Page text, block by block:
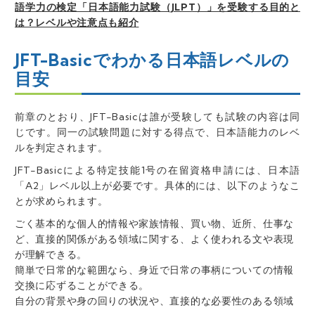
語学力の検定「日本語能力試験（JLPT）」を受験する目的と
は？レベルや注意点も紹介
JFT-Basicでわかる日本語レベルの
目安
前章のとおり、JFT-Basicは誰が受験しても試験の内容は同
じです。同一の試験問題に対する得点で、日本語能力のレベ
ルを判定されます。
JFT-Basicによる特定技能1号の在留資格申請には、日本語
「A2」レベル以上が必要です。具体的には、以下のようなこ
とが求められます。
ごく基本的な個人的情報や家族情報、買い物、近所、仕事な
ど、直接的関係がある領域に関する、よく使われる文や表現
が理解できる。
簡単で日常的な範囲なら、身近で日常の事柄についての情報
交換に応ずることができる。
自分の背景や身の回りの状況や、直接的な必要性のある領域